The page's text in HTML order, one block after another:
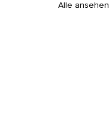
Alle ansehen